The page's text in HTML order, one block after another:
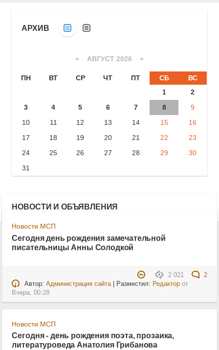
АРХИВ
« АВГУСТ 2026 »
ПН ВТ СР ЧТ ПТ СБ
ВС
1
2
3
4 5 6 7 8
9
10
11 12 13 14 15
16
17
18 19 20 21 22
23
24
25 26 27 28 29
30
31
НОВОСТИ И ОБЪЯВЛЕНИЯ
Новости МСП
Сегодня день рождения замечательной
писательницы Анны Солодкой
2 021
2
Автор: Администрация сайта| Разместил: Редакторот
Вчера, 00:28
Новости МСП
Сегодня - день рождения поэта, прозаика,
литературоведа Анатолия Грибанова